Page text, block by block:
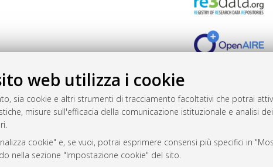
web utilizza i cookie
sia cookie e altri strumenti di tracciamento facoltativi che potrai
misure sull'efficacia della comunicazione istituzionale e analisi
cookie" e, se vuoi, potrai esprimere consensi più specifici in
nella sezione "Impostazione cookie" del sito.